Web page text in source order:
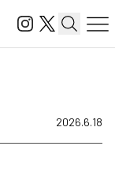
2026.6.18